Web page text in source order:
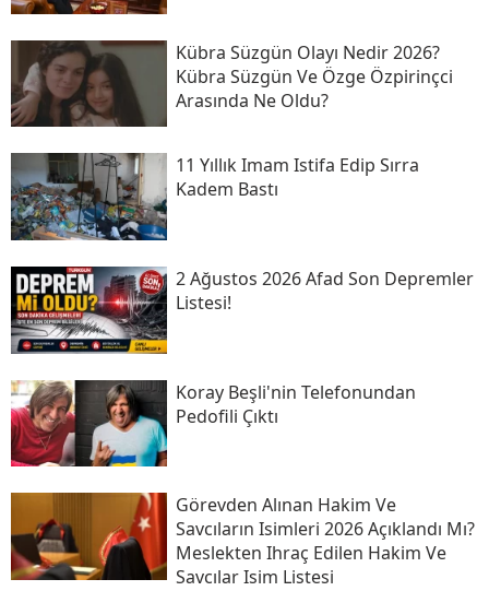
Kübra Süzgün Olayı Nedir 2026?
Kübra Süzgün Ve Özge Özpirinçci
Arasında Ne Oldu?
11 Yıllık Imam Istifa Edip Sırra
Kadem Bastı
2 Ağustos 2026 Afad Son Depremler
Listesi!
Koray Beşli'nin Telefonundan
Pedofili Çıktı
Görevden Alınan Hakim Ve
Savcıların Isimleri 2026 Açıklandı Mı?
Meslekten Ihraç Edilen Hakim Ve
Savcılar Isim Listesi